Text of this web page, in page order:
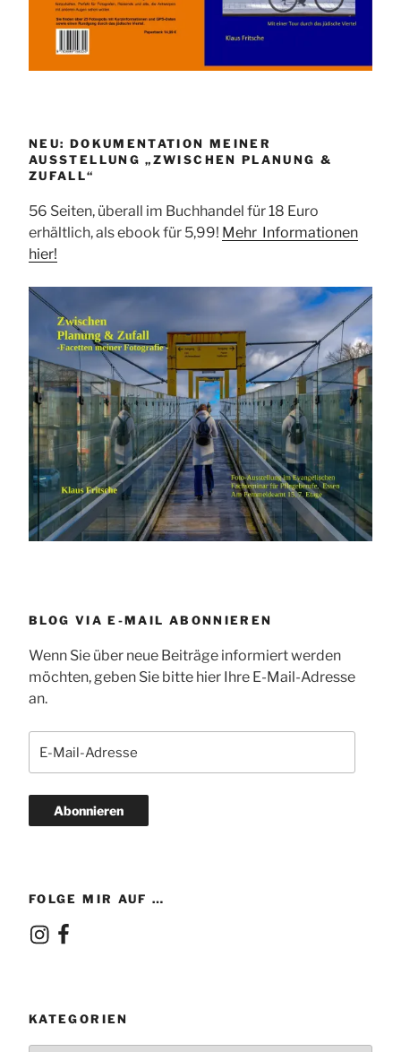
NEU: DOKUMENTATION MEINER
AUSSTELLUNG „ZWISCHEN PLANUNG &
ZUFALL“
56 Seiten, überall im Buchhandel für 18 Euro
erhältlich, als ebook für 5,99! Mehr Informationen
hier!
BLOG VIA E-MAIL ABONNIEREN
Wenn Sie über neue Beiträge informiert werden
möchten, geben Sie bitte hier Ihre E-Mail-Adresse
an.
Mail-
Abonnieren
FOLGE MIR AUF …
Instagram
Facebook
KATEGORIEN